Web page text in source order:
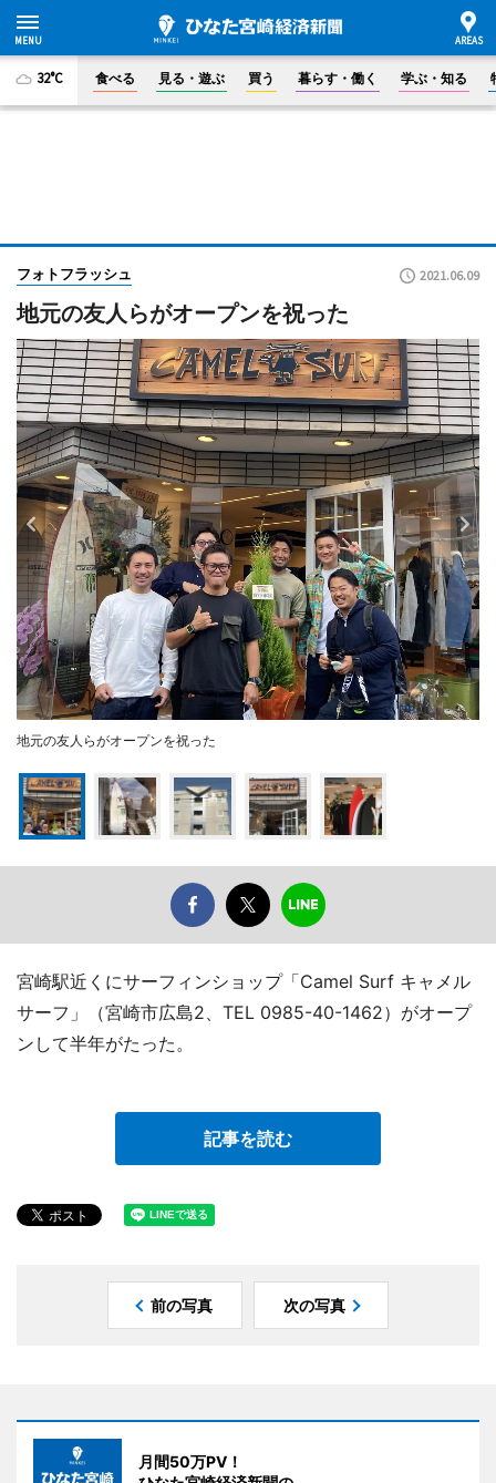
32°C 食べる 見る・遊ぶ 買う 暮らす・働く 学ぶ・知る
フォトフラッシュ 2021.06.09
地元の友人らがオープンを祝った
地元の友人らがオープンを祝った
宮崎駅近くにサーフィンショップ「Camel Surf キャメル
サーフ」（宮崎市広島2、TEL 0985-40-1462）がオープ
ンして半年がたった。
記事を読む
前の写真 次の写真
月間50万PV！